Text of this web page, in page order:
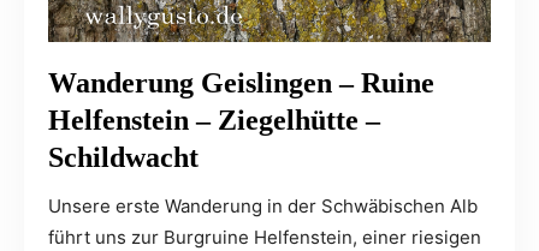
Wanderung Geislingen – Ruine
Helfenstein – Ziegelhütte –
Schildwacht
Unsere erste Wanderung in der Schwäbischen Alb
führt uns zur Burgruine Helfenstein, einer riesigen